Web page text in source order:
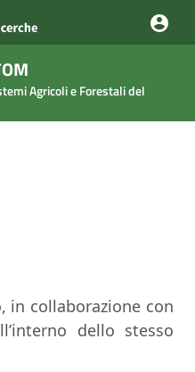
Agricoli e Forestali del
in collaborazione con
dello stesso